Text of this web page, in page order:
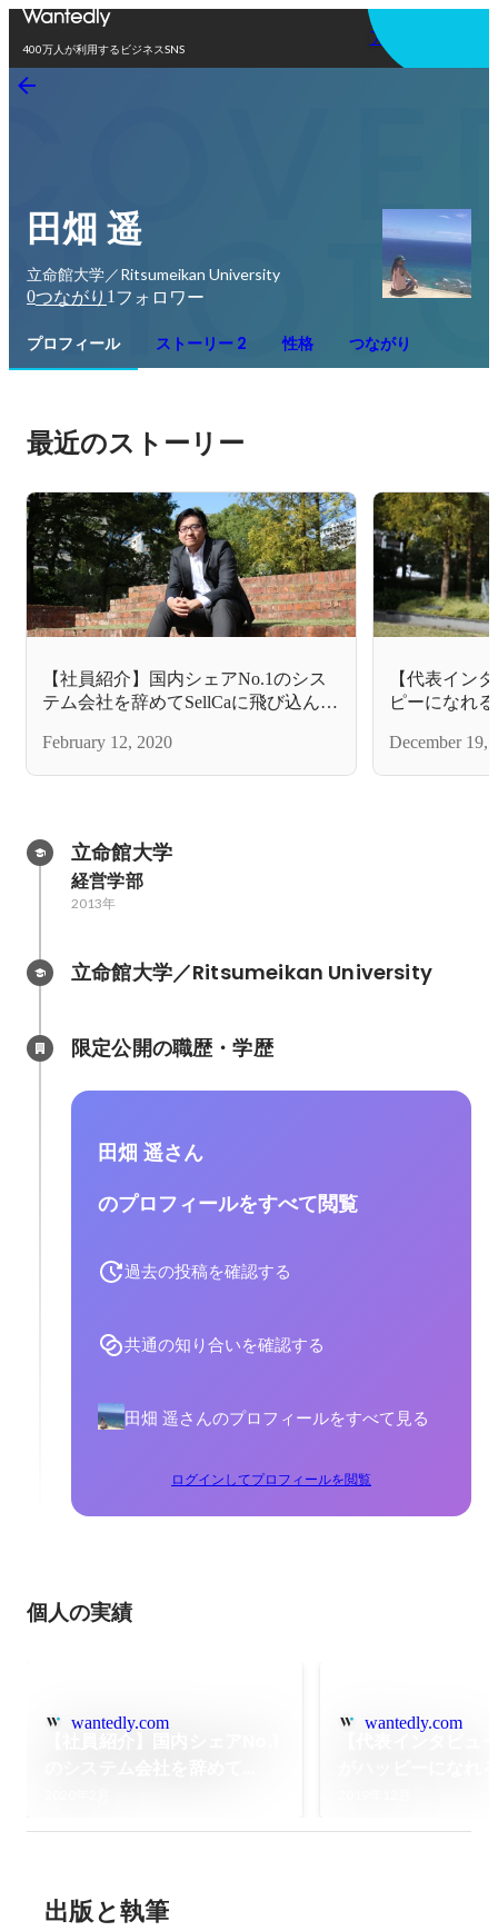
400万人が利用するビジネスSNS
アプリを使う
田畑 遥
立命館大学／Ritsumeikan University
0つながり 1 フォロワー
プロフィール ストーリー 2 性格 つながり
最近のストーリー
【社員紹介】国内シェアNo.1のシス
テム会社を辞めてSellCaに飛び込んだ
February 12, 2020
【代表イン
ピーになれ
の想いを語る
December 19,
立命館大学
経営学部
2013年
立命館大学／Ritsumeikan University
限定公開の職歴・学歴
田畑 遥さん
のプロフィールをすべて閲覧
過去の投稿を確認する
共通の知り合いを確認する
田畑 遥さんのプロフィールをすべて見る
ログインしてプロフィールを閲覧
個人の実績
wantedly.com wantedly.com
出版と執筆